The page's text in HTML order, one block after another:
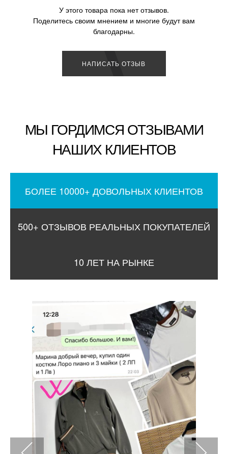
У этого товара пока нет отзывов.
Поделитесь своим мнением и многие будут вам
благодарны.
НАПИСАТЬ ОТЗЫВ
МЫ ГОРДИМСЯ ОТЗЫВАМИ
НАШИХ КЛИЕНТОВ
БОЛЕЕ 10000+ ДОВОЛЬНЫХ КЛИЕНТОВ
500+ ОТЗЫВОВ РЕАЛЬНЫХ ПОКУПАТЕЛЕЙ
10 ЛЕТ НА РЫНКЕ